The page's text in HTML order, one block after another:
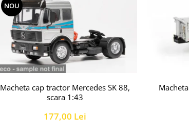
NOU
Macheta cap tractor Mercedes SK 88,
scara 1:43
177,00 Lei